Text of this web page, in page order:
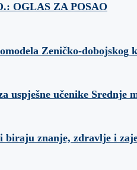
OGLAS ZA POSAO
Zeničko-dobojskog
učenike Srednje
biraju znanje, zdravlje i